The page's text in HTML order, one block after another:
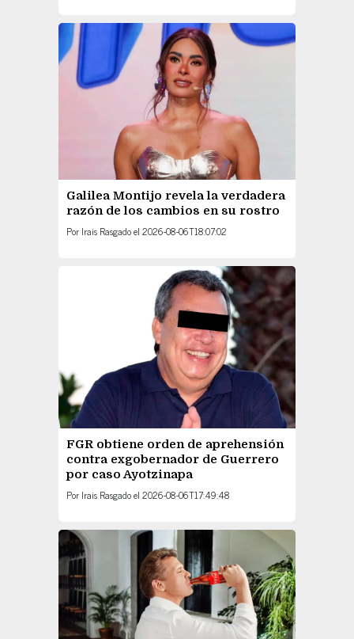
Galilea Montijo revela la verdadera
razón de los cambios en su rostro
Por Irais Rasgadoel 2026-08-06T18:07:02
FGR obtiene orden de aprehensión
contra exgobernador de Guerrero
por caso Ayotzinapa
Por Irais Rasgadoel 2026-08-06T17:49:48